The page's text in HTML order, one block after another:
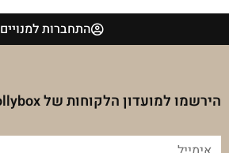
התחברות למנויים
הירשמו למועדון הלקוחות של Dollybox
אימייל